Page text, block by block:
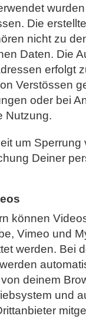
Die
nicht zu
Daten. Die
erfolgt
Verstössen
oder bei
Nutzung.
um Sperrung
Deiner
können
Vimeo und
werden. Bei
deinem
und